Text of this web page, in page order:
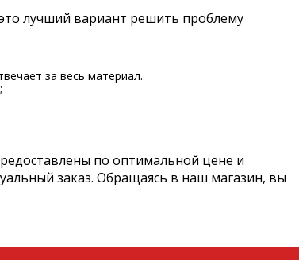
лучший вариант решить проблему
за весь материал.
по оптимальной цене и
заказ. Обращаясь в наш магазин, вы